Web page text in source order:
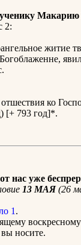
2:
житие
ко
[+ 793 год]*.
нас уже
13 МАЯ(26
1.
носите.